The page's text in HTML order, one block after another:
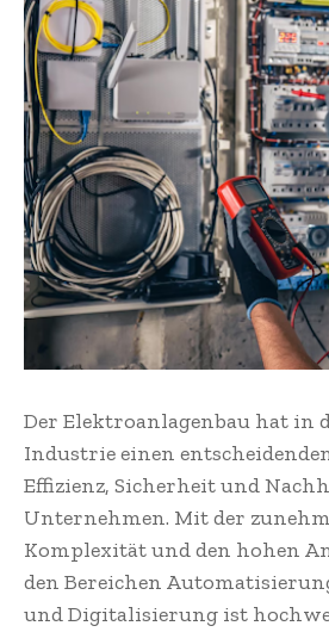
Der Elektroanlagenbau hat in
Industrie einen
Effizienz, Sicherheit und
Unternehmen. Mit der
Komplexität und den hohen
den Bereichen
und Digitalisierung ist